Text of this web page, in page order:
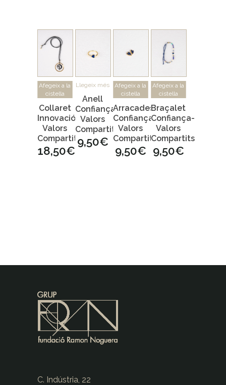
Afegeix a la
cistella
Collaret
Innovació-
Valors
Compartits
18,50€
Llegeix més
Anell
Confiança-
Valors
Compartits
9,50€
Afegeix a la
cistella
Arracades
Confiança-
Valors
Compartits
9,50€
Afegeix a la
cistella
Braçalet
Confiança-
Valors
Compartits
9,50€
C. Indústria, 22